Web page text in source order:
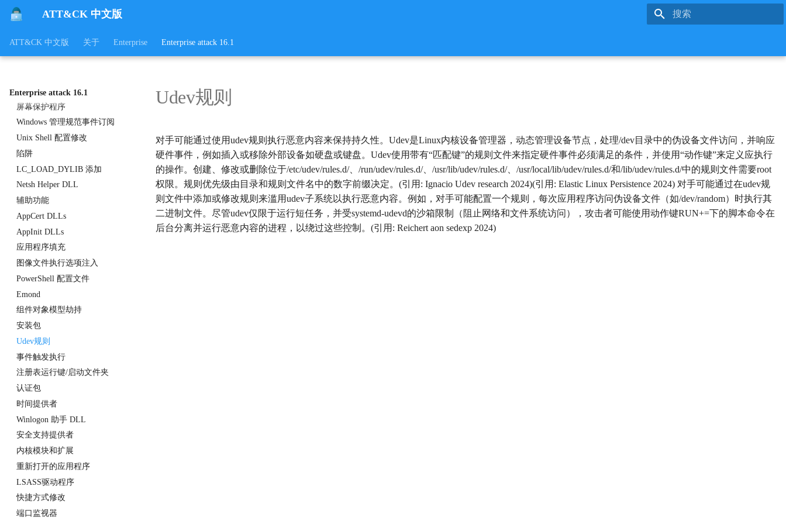
ATT&CK 中文版
ATT&CK 中文版 关于 Enterprise Enterprise attack 16.1
Enterprise attack 16.1
Systemd服务
启动守护程序
容器服务
更改默认文件关联
屏幕保护程序
Windows 管理规范事件订阅
Unix Shell 配置修改
陷阱
LC_LOAD_DYLIB 添加
Netsh Helper DLL
辅助功能
AppCert DLLs
AppInit DLLs
应用程序填充
图像文件执行选项注入
PowerShell 配置文件
Emond
组件对象模型劫持
安装包
Udev规则
事件触发执行
注册表运行键/启动文件夹
认证包
时间提供者
Winlogon 助手 DLL
安全支持提供者
内核模块和扩展
重新打开的应用程序
LSASS驱动程序
快捷方式修改
端口监视器
Udev规则
对手可能通过使用udev规则执行恶意内容来保持持久性。Udev是Linux内核设备管理器，动态管理设备节点，处理/dev目录中的伪设备文件访问，并响应
硬件事件，例如插入或移除外部设备如硬盘或键盘。Udev使用带有“匹配键”的规则文件来指定硬件事件必须满足的条件，并使用“动作键”来定义应执行
的操作。创建、修改或删除位于/etc/udev/rules.d/、/run/udev/rules.d/、/usr/lib/udev/rules.d/、/usr/local/lib/udev/rules.d/和/lib/udev/rules.d/中的规则文件需要root
权限。规则优先级由目录和规则文件名中的数字前缀决定。(引用: Ignacio Udev research 2024)(引用: Elastic Linux Persistence 2024) 对手可能通过在udev规
则文件中添加或修改规则来滥用udev子系统以执行恶意内容。例如，对手可能配置一个规则，每次应用程序访问伪设备文件（如/dev/random）时执行其
二进制文件。尽管udev仅限于运行短任务，并受systemd-udevd的沙箱限制（阻止网络和文件系统访问），攻击者可能使用动作键RUN+=下的脚本命令在
后台分离并运行恶意内容的进程，以绕过这些控制。(引用: Reichert aon sedexp 2024)